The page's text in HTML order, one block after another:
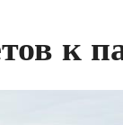
к